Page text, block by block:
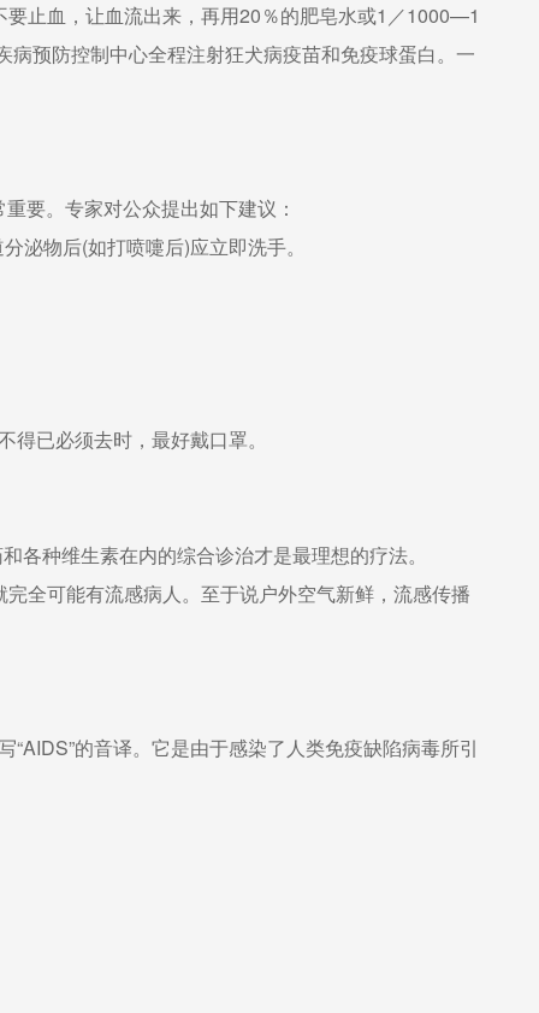
止血，让血流出来，再用20％的肥皂水或1／1000—1
预防控制中心全程注射狂犬病疫苗和免疫球蛋白。一
要。专家对公众提出如下建议：
物后(如打喷嚏后)应立即洗手。
已必须去时，最好戴口罩。
种维生素在内的综合诊治才是最理想的疗法。
全可能有流感病人。至于说户外空气新鲜，流感传播
的音译。它是由于感染了人类免疫缺陷病毒所引